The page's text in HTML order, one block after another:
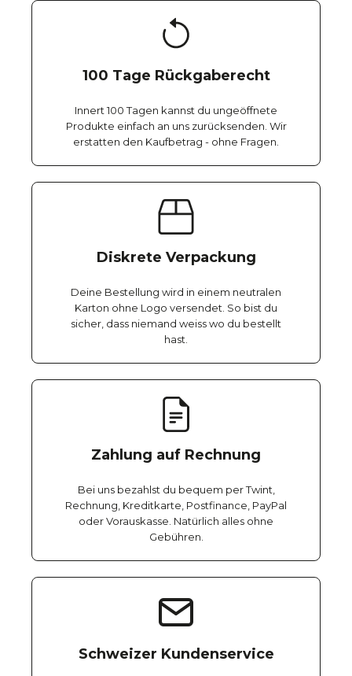
100 Tage Rückgaberecht
Innert 100 Tagen kannst du ungeöffnete
Produkte einfach an uns zurücksenden. Wir
erstatten den Kaufbetrag - ohne Fragen.
Diskrete Verpackung
Deine Bestellung wird in einem neutralen
Karton ohne Logo versendet. So bist du
sicher, dass niemand weiss wo du bestellt
hast.
Zahlung auf Rechnung
Bei uns bezahlst du bequem per Twint,
Rechnung, Kreditkarte, Postfinance, PayPal
oder Vorauskasse. Natürlich alles ohne
Gebühren.
Schweizer Kundenservice